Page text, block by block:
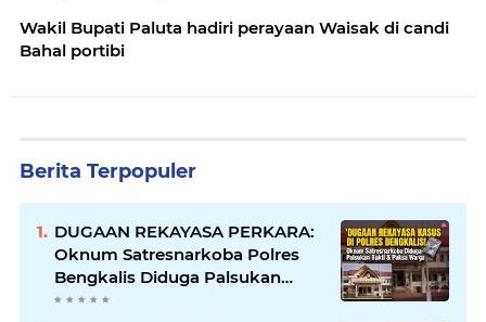
Wakil Bupati Paluta hadiri perayaan Waisak di candi
Bahal portibi
Berita Terpopuler
DUGAAN REKAYASA PERKARA:
Oknum Satresnarkoba Polres
Bengkalis Diduga Palsukan
Barang Bukti Hingga Paksa